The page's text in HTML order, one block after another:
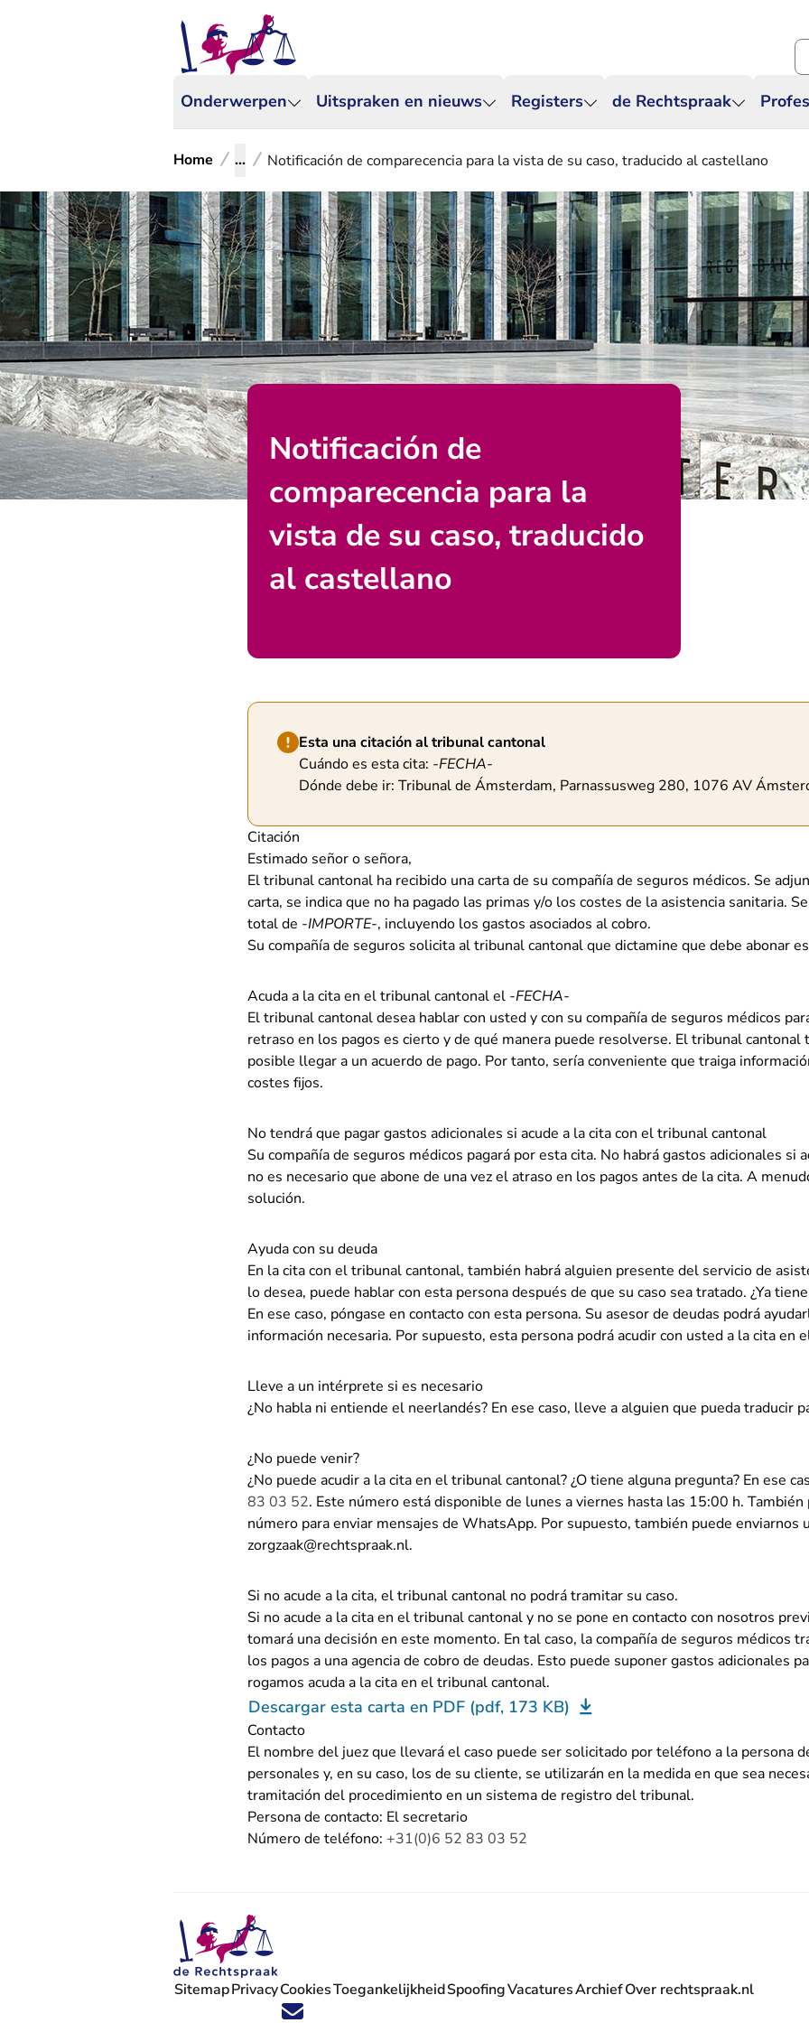
Onderwerpen Uitspraken en nieuws Registers de Rechtspraak
Home ... Notificación de comparecencia para la vista de su caso, traducido al castellano
Notificación de
comparecencia para la
vista de su caso, traducido
al castellano
Hint van type waarschuwing
Esta una citación al tribunal cantonal
Cuándo es esta cita: -FECHA-
Dónde debe ir: Tribunal de Ámsterdam, Parnassusweg 280, 1076 AV
Citación
Estimado señor o señora,
El tribunal cantonal ha recibido una carta de su compañía de seguros médicos. Se
carta, se indica que no ha pagado las primas y/o los costes de la asistencia sanitaria.
total de -IMPORTE-, incluyendo los gastos asociados al cobro.
Su compañía de seguros solicita al tribunal cantonal que dictamine que debe abonar
Acuda a la cita en el tribunal cantonal el -FECHA-
El tribunal cantonal desea hablar con usted y con su compañía de seguros médicos
retraso en los pagos es cierto y de qué manera puede resolverse. El tribunal cantonal
posible llegar a un acuerdo de pago. Por tanto, sería conveniente que traiga
costes fijos.
No tendrá que pagar gastos adicionales si acude a la cita con el tribunal cantonal
Su compañía de seguros médicos pagará por esta cita. No habrá gastos adicionales si
no es necesario que abone de una vez el atraso en los pagos antes de la cita. A
solución.
Ayuda con su deuda
En la cita con el tribunal cantonal, también habrá alguien presente del servicio de
lo desea, puede hablar con esta persona después de que su caso sea tratado. ¿Ya
En ese caso, póngase en contacto con esta persona. Su asesor de deudas podrá
información necesaria. Por supuesto, esta persona podrá acudir con usted a la cita en
Lleve a un intérprete si es necesario
¿No habla ni entiende el neerlandés? En ese caso, lleve a alguien que pueda traducir
¿No puede venir?
¿No puede acudir a la cita en el tribunal cantonal? ¿O tiene alguna pregunta? En ese
83 03 52. Este número está disponible de lunes a viernes hasta las 15:00 h.
número para enviar mensajes de WhatsApp. Por supuesto, también puede enviarnos
zorgzaak@rechtspraak.nl- U verlaat Rechtspraak.nl
.
Si no acude a la cita, el tribunal cantonal no podrá tramitar su caso.
Si no acude a la cita en el tribunal cantonal y no se pone en contacto con nosotros
tomará una decisión en este momento. En tal caso, la compañía de seguros médicos
los pagos a una agencia de cobro de deudas. Esto puede suponer gastos adicionales
rogamos acuda a la cita en el tribunal cantonal.
Descargar esta carta en PDF (pdf, 173 KB)
Contacto
El nombre del juez que llevará el caso puede ser solicitado por teléfono a la persona
personales y, en su caso, los de su cliente, se utilizarán en la medida en que sea
tramitación del procedimiento en un sistema de registro del tribunal.
Persona de contacto: El secretario
Número de teléfono: +31(0)6 52 83 03 52
Volg ons op X (Twitter) - U verlaat Rechtspraak.nl
Volg ons op Facebook - U verlaat Rechtspraak.nl
Volg ons op Instagram - U verlaat Rechtspraak.nl
Volg ons op Youtube - U verlaat Rechtspraak.nl
Volg ons op LinkedIn - U verlaat Rechtspraak.nl
'Blijf op de hoogte' nieuwsbrief - U verlaat Rechtspraak.nl
SitemapPrivacyCookiesToegankelijkheidSpoofingVacatures
- U verlaat Rechtspraak.nl
ArchiefOver rechtspraak.nl